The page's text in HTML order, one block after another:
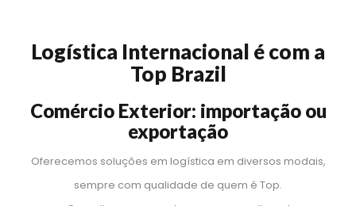
Logística Internacional é com a
Top Brazil
Comércio Exterior: importação ou
exportação
Oferecemos soluções em logística em diversos modais,
empre com qualidade de quem é Top.